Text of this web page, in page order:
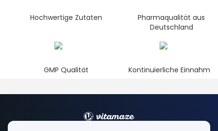
Hochwertige Zutaten
Pharmaqualität aus
Deutschland
GMP Qualität Kontinuierliche Einnahme